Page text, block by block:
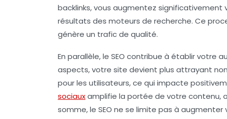
backlinks, vous augmentez significativement
résultats des moteurs de recherche. Ce
génère un trafic de qualité.
En parallèle, le SEO contribue à établir votre
aspects, votre site devient plus attrayant
pour les utilisateurs, ce qui impacte
sociauxamplifie la portée de votre contenu,
somme, le SEO ne se limite pas à